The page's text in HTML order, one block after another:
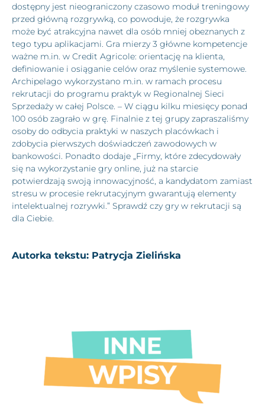
dostępny jest nieograniczony czasowo moduł treningowy
przed główną rozgrywką, co powoduje, że rozgrywka
może być atrakcyjna nawet dla osób mniej obeznanych z
tego typu aplikacjami. Gra mierzy 3 główne kompetencje
ważne m.in. w Credit Agricole: orientację na klienta,
definiowanie i osiąganie celów oraz myślenie systemowe.
Archipelago wykorzystano m.in. w ramach procesu
rekrutacji do programu praktyk w Regionalnej Sieci
Sprzedaży w całej Polsce. – W ciągu kilku miesięcy ponad
100 osób zagrało w grę. Finalnie z tej grupy zapraszaliśmy
osoby do odbycia praktyki w naszych placówkach i
zdobycia pierwszych doświadczeń zawodowych w
bankowości. Ponadto dodaje „Firmy, które zdecydowały
się na wykorzystanie gry online, już na starcie
potwierdzają swoją innowacyjność, a kandydatom zamiast
stresu w procesie rekrutacyjnym gwarantują elementy
intelektualnej rozrywki.” Sprawdź czy gry w rekrutacji są
dla Ciebie.
Autorka tekstu: Patrycja Zielińska